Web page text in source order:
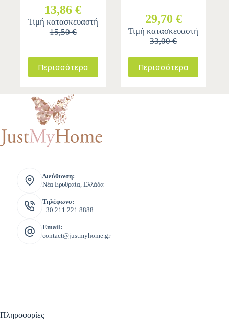
13,86 €
Τιμή κατασκευαστή
15,50 €
Περισσότερα
29,70 €
Τιμή κατασκευαστή
33,00 €
Περισσότερα
Διεύθυνση:
Νέα Ερυθραία, Ελλάδα
Τηλέφωνο:
+30 211 221 8888
Email:
contact@justmyhome.gr
Πληροφορίες